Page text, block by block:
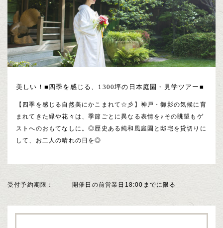
美しい！■四季を感じる、1300坪の日本庭園・見学ツアー■
【四季を感じる自然美にかこまれて☆彡】神戸・御影の気候に育
まれてきた緑や花々は、季節ごとに異なる表情を♪その眺望もゲ
ストへのおもてなしに。◎歴史ある純和風庭園と邸宅を貸切りに
して、お二人の晴れの日を◎
受付予約期限 開催日の前営業日18:00までに限る